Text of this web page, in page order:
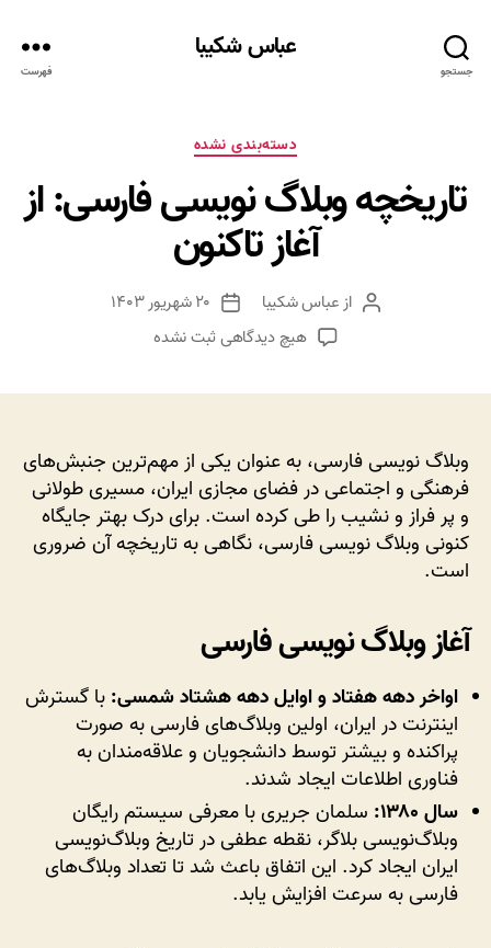
جستجو
عباس شکیبا
فهرست
دسته‌ها
دسته‌بندی نشده
تاریخچه وبلاگ نویسی فارسی: از
آغاز تاکنون
نویسنده
نوشته
از عباس شکیبا
تاریخ
نوشته
۲۰ شهریور ۱۴۰۳
هیچ دیدگاهیبرای
از
آغاز
تاکنون
ثبت نشده
وبلاگ نویسی فارسی، به عنوان یکی از مهم‌ترین جنبش‌های
فرهنگی و اجتماعی در فضای مجازی ایران، مسیری طولانی
و پر فراز و نشیب را طی کرده است. برای درک بهتر جایگاه
کنونی وبلاگ نویسی فارسی، نگاهی به تاریخچه آن ضروری
است.
آغاز وبلاگ نویسی فارسی
اواخر دهه هفتاد و اوایل دهه هشتاد شمسی: با گسترش
اینترنت در ایران، اولین وبلاگ‌های فارسی به صورت
پراکنده و بیشتر توسط دانشجویان و علاقه‌مندان به
فناوری اطلاعات ایجاد شدند.
سال ۱۳۸۰:
سلمان جریری با معرفی سیستم رایگان
وبلاگ‌نویسی بلاگر، نقطه عطفی در تاریخ وبلاگ‌نویسی
ایران ایجاد کرد. این اتفاق باعث شد تا تعداد وبلاگ‌های
فارسی به سرعت افزایش یابد.